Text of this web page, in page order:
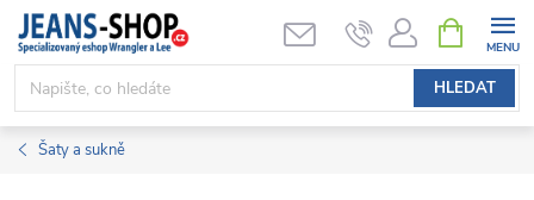
Přejít
obsah
HLEDAT
NÁKUPNÍ
KOŠÍK
Šaty a sukně